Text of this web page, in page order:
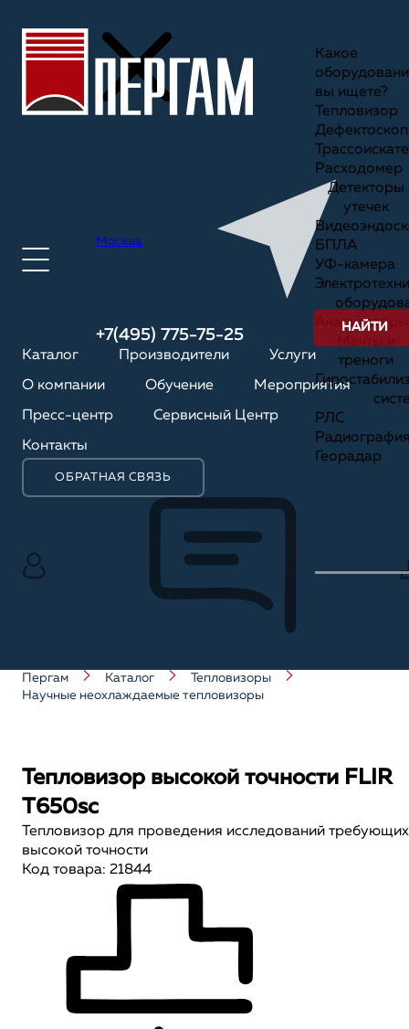
Москва
+7(495) 775-75-25
Каталог Производители Услуги
О компании Обучение Мероприятия
Пресс-центр Сервисный Центр
Контакты
ОБРАТНАЯ СВЯЗЬ
Какое
вы ищете?
Тепловизор
Дефектоскоп
Расходомер
Детекторы
утечек
БПЛА
УФ-камера
Анализаторы
треноги
РЛС
Георадар
НАЙТИ
Пергам Каталог
Тепловизоры
Научные неохлаждаемые тепловизоры
Тепловизор высокой точности FLIR
T650sc
Тепловизор для проведения исследований требующих
высокой точности
Код товара: 21844